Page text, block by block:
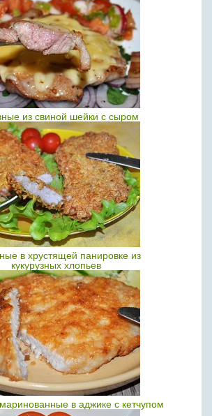
из свиной шейки с сыром
в хрустящей панировке из
кукурузных хлопьев
в аджике с кетчупом